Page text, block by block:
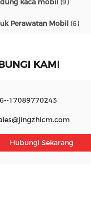
kaca mobil (9)
Perawatan Mobil (6)
KAMI
17089770243
Hubungi Sekarang